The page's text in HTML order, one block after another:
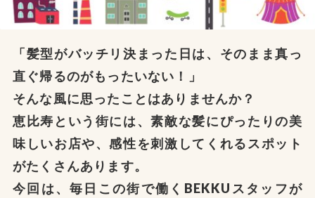
「髪型がバッチリ決まった日は、そのまま真っ
直ぐ帰るのがもったいない！」
そんな風に思ったことはありませんか？
恵比寿という街には、素敵な髪にぴったりの美
味しいお店や、感性を刺激してくれるスポット
がたくさんあります。
今回は、毎日この街で働くBEKKUスタッフが